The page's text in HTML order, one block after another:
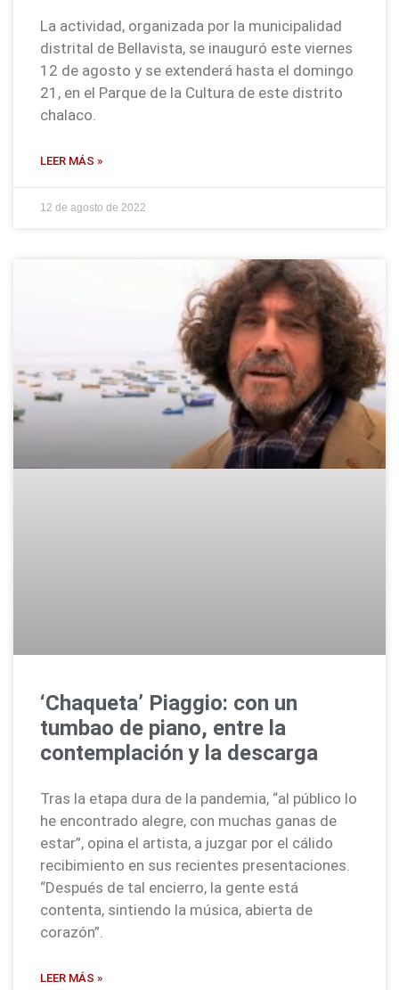
La actividad, organizada por la municipalidad
distrital de Bellavista, se inauguró este viernes
12 de agosto y se extenderá hasta el domingo
21, en el Parque de la Cultura de este distrito
chalaco.
LEER MÁS »
12 de agosto de 2022
‘Chaqueta’ Piaggio: con un
tumbao de piano, entre la
contemplación y la descarga
Tras la etapa dura de la pandemia, “al público lo
he encontrado alegre, con muchas ganas de
estar”, opina el artista, a juzgar por el cálido
recibimiento en sus recientes presentaciones.
“Después de tal encierro, la gente está
contenta, sintiendo la música, abierta de
corazón”.
LEER MÁS »